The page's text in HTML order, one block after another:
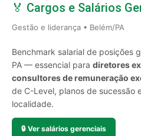
🏅 Cargos e Salários
Gestão e liderança • Belém/PA
Benchmark salarial de posições
PA — essencial para diretores
consultores de remuneração
de C-Level, planos de sucessão
localidade.
🔒 Ver salários gerenciais